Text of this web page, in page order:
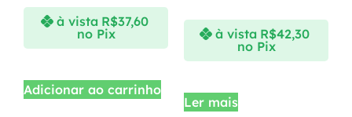
à vista R$37,60
no Pix
Adicionar ao carrinho
à vista R$42,30
no Pix
Ler mais